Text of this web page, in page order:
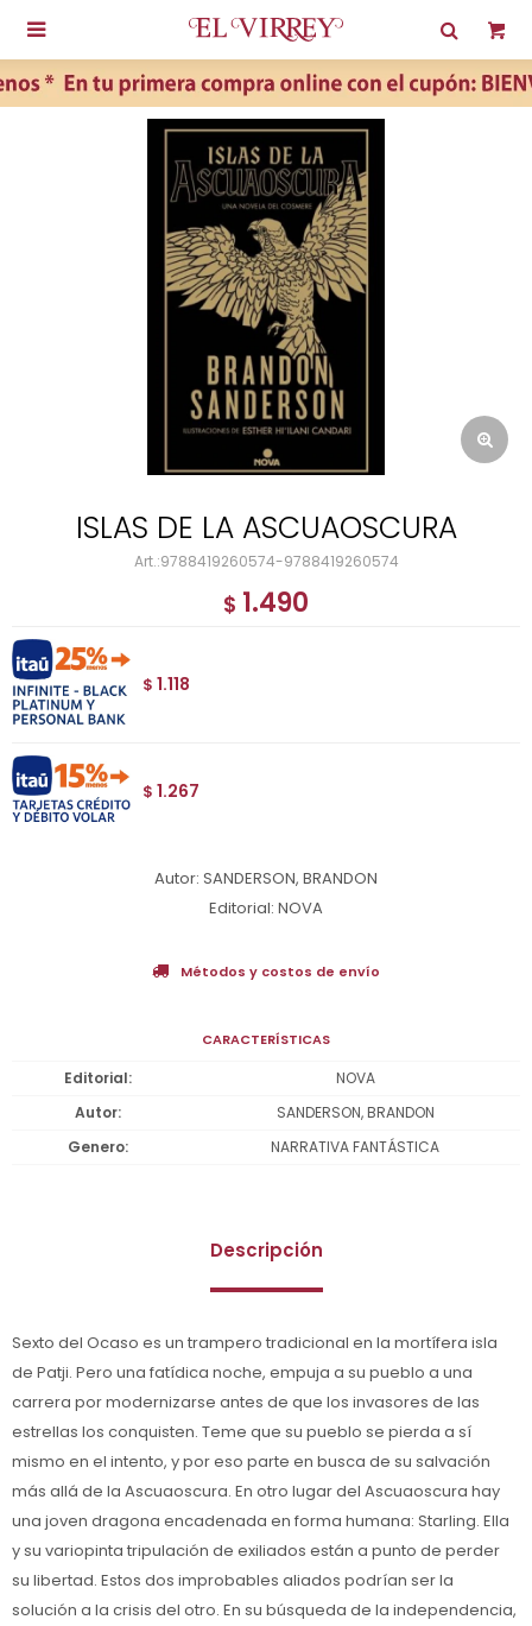

ISLAS DE LA ASCUAOSCURA
9788419260574-9788419260574
$ 1.490
$ 1.118
$ 1.267
Autor: SANDERSON, BRANDON
Editorial: NOVA
Métodos y costos de envío
CARACTERÍSTICAS
Editorial
NOVA
Autor
SANDERSON, BRANDON
Genero
NARRATIVA FANTÁSTICA
Descripción
Sexto del Ocaso es un trampero tradicional en la mortífera isla
de Patji. Pero una fatídica noche, empuja a su pueblo a una
carrera por modernizarse antes de que los invasores de las
estrellas los conquisten. Teme que su pueblo se pierda a sí
mismo en el intento, y por eso parte en busca de su salvación
más allá de la Ascuaoscura. En otro lugar del Ascuaoscura hay
una joven dragona encadenada en forma humana: Starling. Ella
y su variopinta tripulación de exiliados están a punto de perder
su libertad. Estos dos improbables aliados podrían ser la
solución a la crisis del otro. En su búsqueda de la independencia,